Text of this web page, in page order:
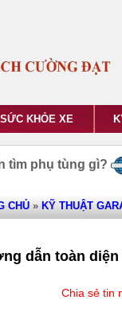
SỨC KHỎE XE
tìm phụ tùng gì?
CHỦ » KỸ THUẬT
dẫn toàn
Chia sẻ tin